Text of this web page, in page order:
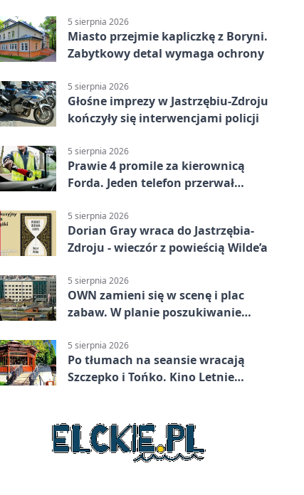
5 sierpnia 2026
Miasto przejmie kapliczkę z Boryni.
Zabytkowy detal wymaga ochrony
5 sierpnia 2026
Głośne imprezy w Jastrzębiu-Zdroju
kończyły się interwencjami policji
5 sierpnia 2026
Prawie 4 promile za kierownicą
Forda. Jeden telefon przerwał
5 sierpnia 2026
Dorian Gray wraca do Jastrzębia-
Zdroju - wieczór z powieścią Wilde’a
5 sierpnia 2026
OWN zamieni się w scenę i plac
zabaw. W planie poszukiwanie
5 sierpnia 2026
Po tłumach na seansie wracają
Szczepko i Tońko. Kino Letnie